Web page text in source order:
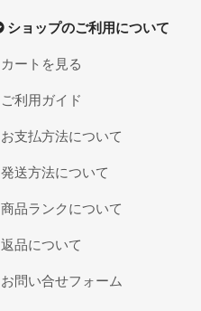
ショップのご利用について
カートを見る
ご利用ガイド
お支払方法について
発送方法について
商品ランクについて
返品について
お問い合せフォーム